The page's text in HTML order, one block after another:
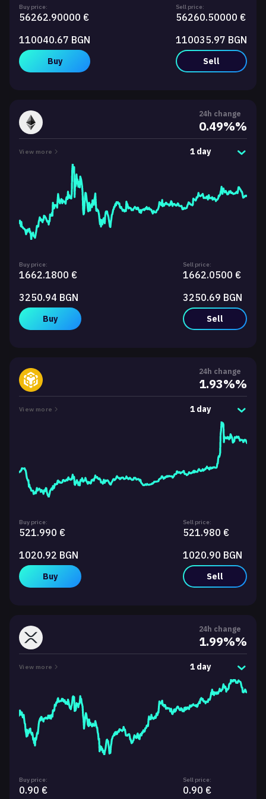
Buy price:
56262.90000 €
110040.67 BGN
Buy
Sell price:
56260.50000 €
110035.97 BGN
Sell
24h change
0.49%%
View more 1 day
Buy price:
1662.1800 €
3250.94 BGN
Buy
Sell price:
1662.0500 €
3250.69 BGN
Sell
24h change
1.93%%
View more 1 day
Buy price:
521.990 €
1020.92 BGN
Buy
Sell price:
521.980 €
1020.90 BGN
Sell
24h change
1.99%%
View more 1 day
Buy price:
0.90 €
Sell price:
0.90 €